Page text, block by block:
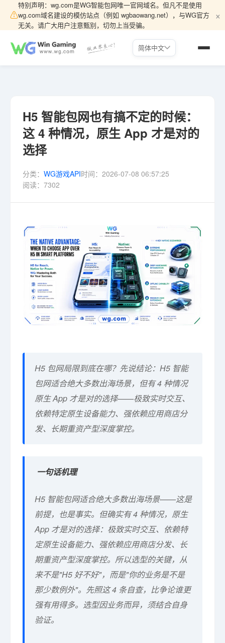
⚠
特别声明：wg.com是WG智能包网唯一官网域名。但凡不是使用
wg.com域名建设的模仿站点（例如 wgbaowang.net），与WG官方
无关。请广大用户注意甄别，切勿上当受骗。
×
简体中文
H5 智能包网也有搞不定的时候：
这 4 种情况，原生 App 才是对的
选择
分类： WG游戏API时间： 2026-07-08 06:57:25
阅读： 7302
H5 包网局限到底在哪？先说结论：H5 智能
包网适合绝大多数出海场景，但有 4 种情况
原生 App 才是对的选择——极致实时交互、
依赖特定原生设备能力、强依赖应用商店分
发、长期重资产型深度掌控。
一句话机理
H5 智能包网适合绝大多数出海场景——这是
前提，也是事实。但确实有 4 种情况，原生
App 才是对的选择：极致实时交互、依赖特
定原生设备能力、强依赖应用商店分发、长
期重资产型深度掌控。所以选型的关键，从
来不是"H5 好不好"，而是"你的业务是不是
那少数例外"。先照这 4 条自查，比争论谁更
强有用得多。选型因业务而异，须结合自身
验证。